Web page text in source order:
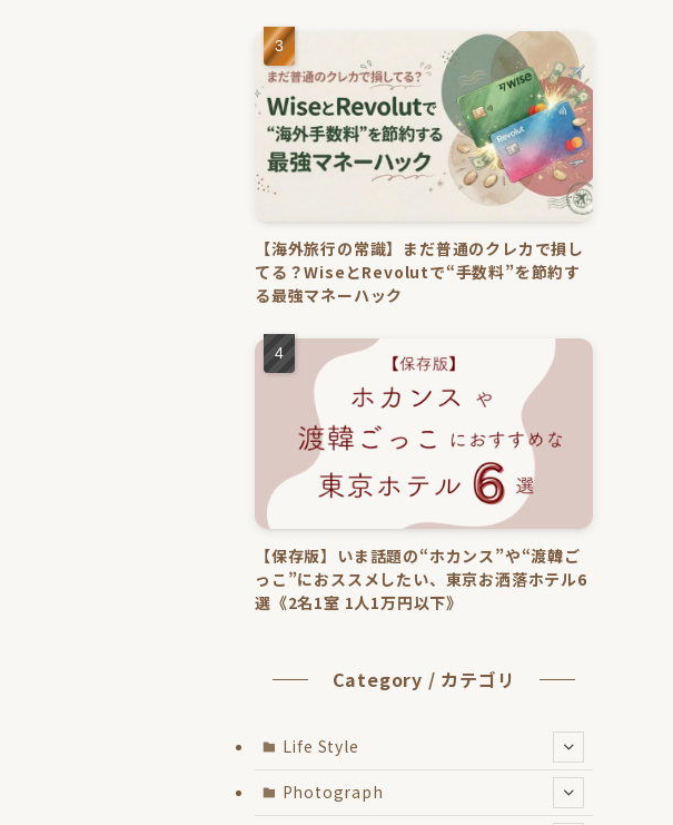
【海外旅行の常識】まだ普通のクレカで損し
てる？WiseとRevolutで“手数料”を節約す
る最強マネーハック
【保存版】いま話題の“ホカンス”や“渡韓ご
っこ”におススメしたい、東京お洒落ホテル6
選《2名1室 1人1万円以下》
Category / カテゴリ
Life Style
Photograph